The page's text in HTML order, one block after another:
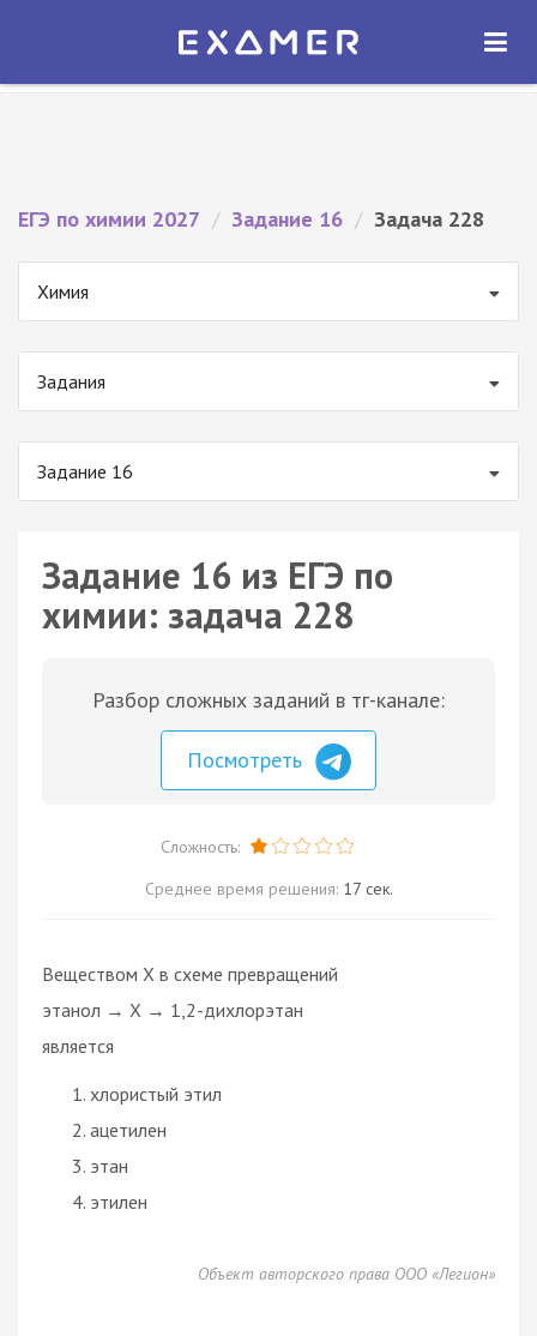
Экзамер — ЕГЭ 2027
ОТКРЫТЬ
ЕГЭ по химии 2027 / Задание 16 / Задача 228
Химия
Задания
Задание 16
Задание 16 из ЕГЭ по
химии: задача 228
Разбор сложных заданий в тг-канале:
Посмотреть
Сложность:
Среднее время решения: 17 сек.
Веществом X в схеме превращений
этанол → X → 1,2-дихлорэтан
является
хлористый этил
ацетилен
этан
этилен
Объект авторского права ООО «Легион»